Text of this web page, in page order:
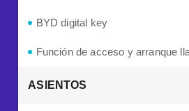
BYD digital key
Función de acceso y arranque
ASIENTOS